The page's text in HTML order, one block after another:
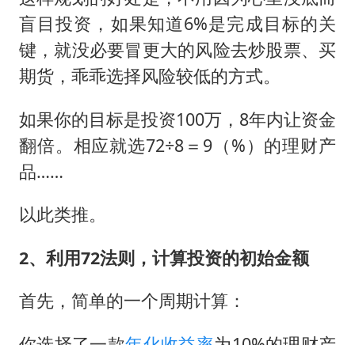
盲目投资，如果知道6%是完成目标的关
键，就没必要冒更大的风险去炒股票、买
期货，乖乖选择风险较低的方式。
如果你的目标是投资100万，8年内让资金
翻倍。相应就选72÷8＝9（%）的理财产
品……
以此类推。
2、利用72法则，计算投资的初始金额
首先，简单的一个周期计算：